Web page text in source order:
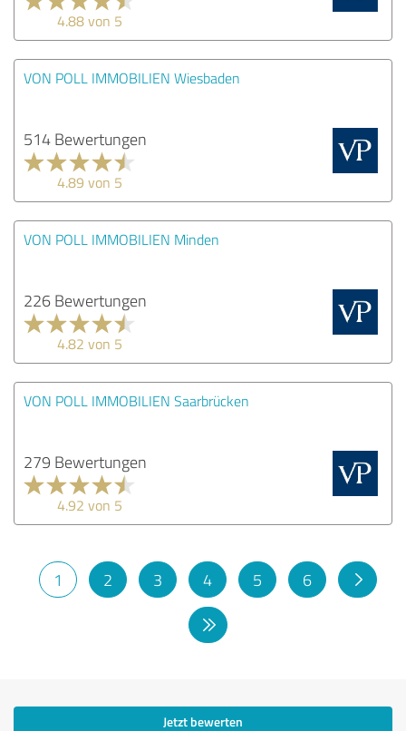
4.88 von 5
VON POLL IMMOBILIEN Wiesbaden
514 Bewertungen
4.89 von 5
VON POLL IMMOBILIEN Minden
226 Bewertungen
4.82 von 5
VON POLL IMMOBILIEN Saarbrücken
279 Bewertungen
4.92 von 5
1 2 3 4 5 6
Jetzt bewerten